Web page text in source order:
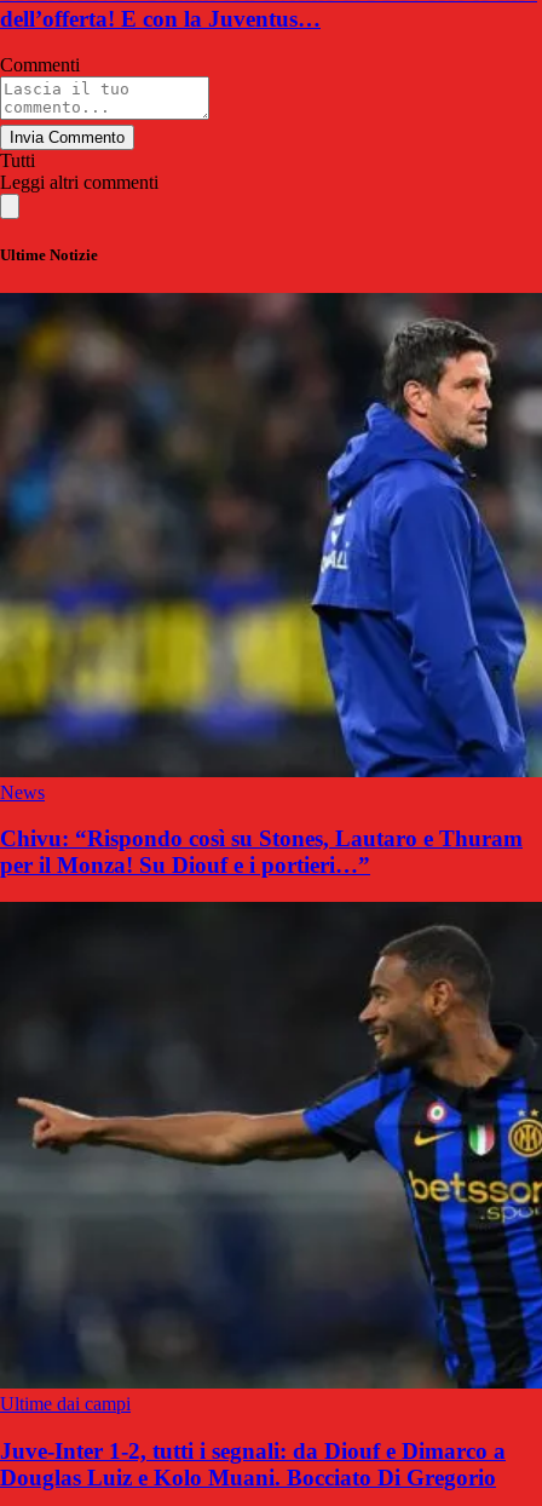
dell’offerta! E con la Juventus…
Commenti
Invia Commento
Tutti
Leggi altri commenti
Ultime Notizie
News
Chivu: “Rispondo così su Stones, Lautaro e Thuram
per il Monza! Su Diouf e i portieri…”
Ultime dai campi
Juve-Inter 1-2, tutti i segnali: da Diouf e Dimarco a
Douglas Luiz e Kolo Muani. Bocciato Di Gregorio